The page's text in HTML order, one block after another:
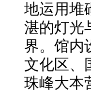
地运用堆
湛的灯光
界。馆内
文化区、
珠峰大本